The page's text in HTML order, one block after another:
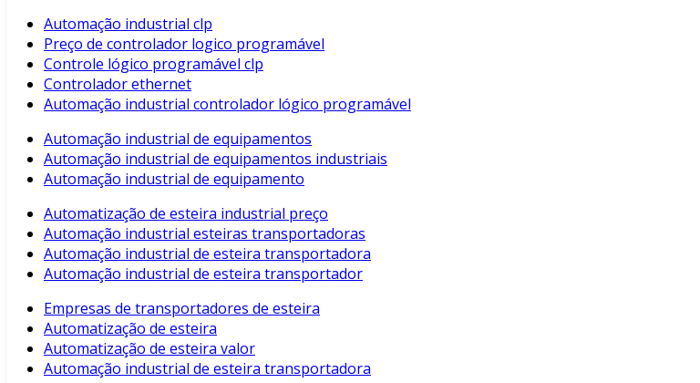
Automação industrial clp
Preço de controlador logico programável
Controle lógico programável clp
Controlador ethernet
Automação industrial controlador lógico programável
Automação industrial de equipamentos
Automação industrial de equipamentos industriais
Automação industrial de equipamento
Automatização de esteira industrial preço
Automação industrial esteiras transportadoras
Automação industrial de esteira transportadora
Automação industrial de esteira transportador
Empresas de transportadores de esteira
Automatização de esteira
Automatização de esteira valor
Automação industrial de esteira transportadora